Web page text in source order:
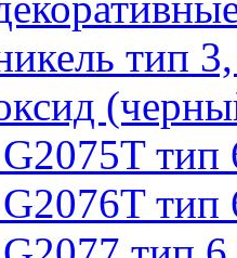
тип
тип
тип